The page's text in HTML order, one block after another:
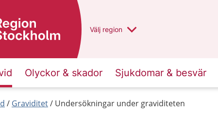
Du har valt region
Välj en annan
region
Olyckor & skador Sjukdomar & besvär
Graviditet Undersökningar under graviditeten